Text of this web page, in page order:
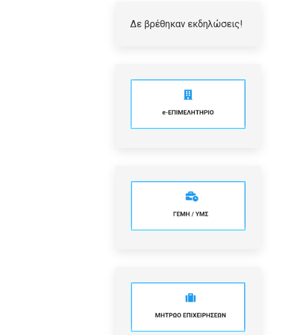
Δε βρέθηκαν εκδηλώσεις!